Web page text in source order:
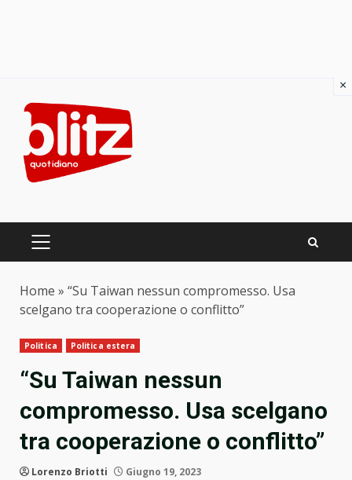
content
PRIMARY
Home » “Su Taiwan nessun compromesso. Usa
scelgano tra cooperazione o conflitto”
Politica Politica estera
“Su Taiwan nessun
compromesso. Usa scelgano
tra cooperazione o conflitto”
Lorenzo Briotti Giugno 19, 2023
×